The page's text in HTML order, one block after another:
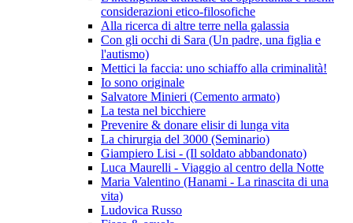
considerazioni etico-filosofiche
Alla ricerca di altre terre nella galassia
Con gli occhi di Sara (Un padre, una figlia e
l'autismo)
Mettici la faccia: uno schiaffo alla criminalità!
Io sono originale
Salvatore Minieri (Cemento armato)
La testa nel bicchiere
Prevenire & donare elisir di lunga vita
La chirurgia del 3000 (Seminario)
Giampiero Lisi - (Il soldato abbandonato)
Luca Maurelli - Viaggio al centro della Notte
Maria Valentino (Hanami - La rinascita di una
vita)
Ludovica Russo